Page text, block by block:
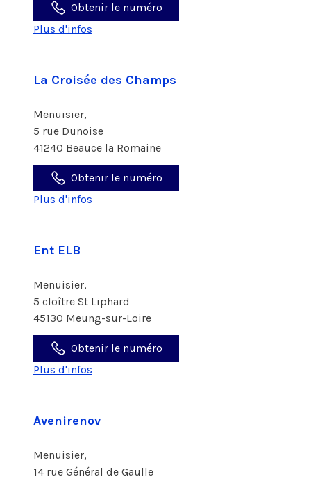
Obtenir le numéro
Plus d'infos
La Croisée des Champs
Menuisier,
5 rue Dunoise
41240 Beauce la Romaine
Obtenir le numéro
Plus d'infos
Ent ELB
Menuisier,
5 cloître St Liphard
45130 Meung-sur-Loire
Obtenir le numéro
Plus d'infos
Avenirenov
Menuisier,
14 rue Général de Gaulle